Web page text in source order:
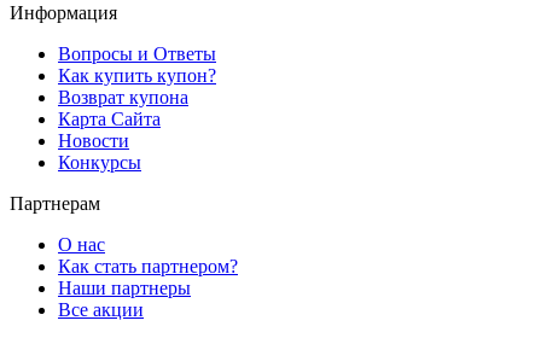
Информация
Вопросы и Ответы
Как купить купон?
Возврат купона
Карта Сайта
Новости
Конкурсы
Партнерам
О нас
Как стать партнером?
Наши партнеры
Все акции